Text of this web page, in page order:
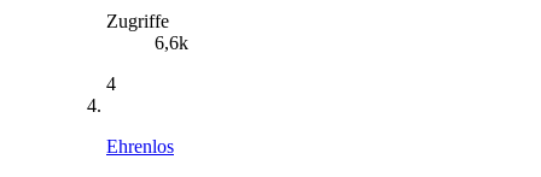
Zugriffe
6,6k
4
Ehrenlos